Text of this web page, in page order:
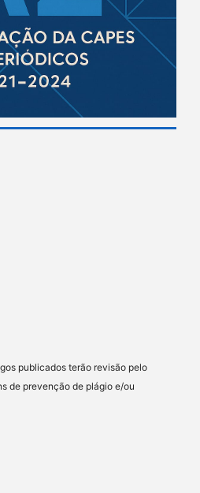
publicados terão revisão pelo
de prevenção de plágio e/ou